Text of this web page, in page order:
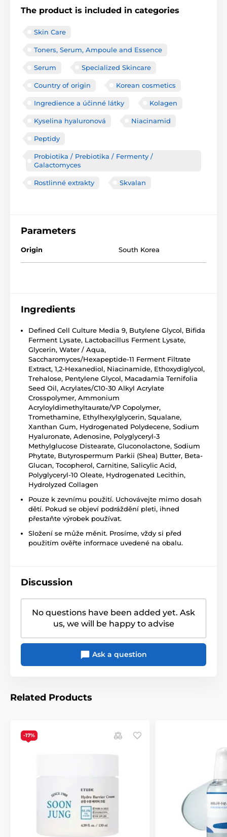
The product is included in categories
Skin Care
Toners, Serum, Ampoule and Essence
Serum Specialized Skincare
Country of origin Korean cosmetics
Ingredience a účinné látky Kolagen
Kyselina hyaluronová Niacinamid
Peptidy
Probiotika / Prebiotika / Fermenty /
Galactomyces
Rostlinné extrakty Skvalan
Parameters
Origin South Korea
Ingredients
Defined Cell Culture Media 9, Butylene Glycol, Bifida
Ferment Lysate, Lactobacillus Ferment Lysate,
Glycerin, Water / Aqua,
Saccharomyces/Hexapeptide-11 Ferment Filtrate
Extract, 1,2-Hexanediol, Niacinamide, Ethoxydiglycol,
Trehalose, Pentylene Glycol, Macadamia Ternifolia
Seed Oil, Acrylates/C10-30 Alkyl Acrylate
Crosspolymer, Ammonium
Acryloyldimethyltaurate/VP Copolymer,
Tromethamine, Ethylhexylglycerin, Squalane,
Xanthan Gum, Hydrogenated Polydecene, Sodium
Hyaluronate, Adenosine, Polyglyceryl-3
Methylglucose Distearate, Gluconolactone, Sodium
Phytate, Butyrospermum Parkii (Shea) Butter, Beta-
Glucan, Tocopherol, Carnitine, Salicylic Acid,
Polyglyceryl-10 Oleate, Hydrogenated Lecithin,
Hydrolyzed Collagen
Pouze k zevnímu použití. Uchovávejte mimo dosah
dětí. Pokud se objeví podráždění pleti, ihned
přestaňte výrobek používat.
Složení se může měnit. Prosíme, vždy si před
použitím ověřte informace uvedené na obalu.
Discussion
No questions have been added yet. Ask
us, we will be happy to advise
Ask a question
Related Products
-17%